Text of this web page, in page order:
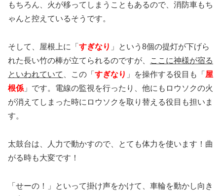
もちろん、火が移ってしまうこともあるので、消防車もち
ゃんと控えているそうです。
そして、屋根上に「 すぎなり 」という8個の提灯が下げら
れた長い竹の棒が立てられるのですが、
ここに神様が宿る
といわれていて
、この「 すぎなり 」を操作する役目も「 屋
根係 」です。電線の監視を行ったり、他にもロウソクの火
が消えてしまった時にロウソクを取り替える役目も担いま
す。
太鼓台は、人力で動かすので、とても体力を使います！曲
がる時も大変です！
「せーの！」といって掛け声をかけて、車輪を動かし向き